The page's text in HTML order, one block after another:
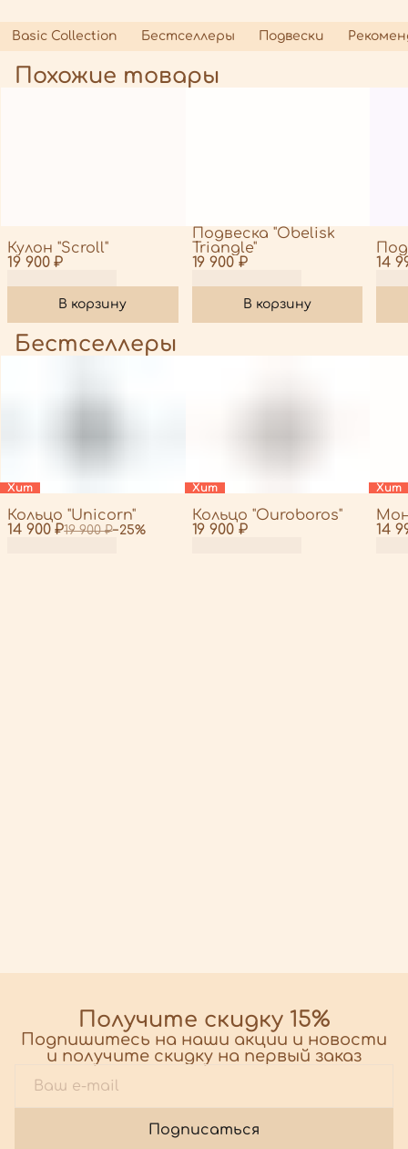
Basic Collection Бестселлеры Подвески
Похожие товары
19 900 ₽
Кулон "Scroll"
В корзину
19 900 ₽
Подвеска "Obelisk
Triangle"
В корзину
14
Бестселлеры
Хит
14 900 ₽19 900 ₽−25%
Кольцо "Unicorn"
Хит
19 900 ₽
Кольцо "Ouroboros"
Хит
14
Получите скидку 15%
Подпишитесь на наши акции и новости
и получите скидку на первый заказ
Подписаться